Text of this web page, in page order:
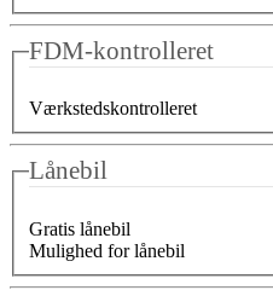
FDM-kontrolleret
Værkstedskontrolleret
Lånebil
Gratis lånebil
Mulighed for lånebil